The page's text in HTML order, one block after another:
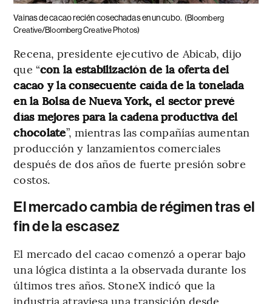
Vainas de cacao recién cosechadas en un cubo. (Bloomberg
Creative/Bloomberg Creative Photos)
Recena, presidente ejecutivo de Abicab, dijo
que “con la estabilización de la oferta del
cacao y la consecuente caída de la tonelada
en la Bolsa de Nueva York, el sector prevé
días mejores para la cadena productiva del
chocolate”, mientras las compañías aumentan
producción y lanzamientos comerciales
después de dos años de fuerte presión sobre
costos.
El mercado cambia de régimen tras el
fin de la escasez
El mercado del cacao comenzó a operar bajo
una lógica distinta a la observada durante los
últimos tres años. StoneX indicó que la
industria atraviesa una transición desde